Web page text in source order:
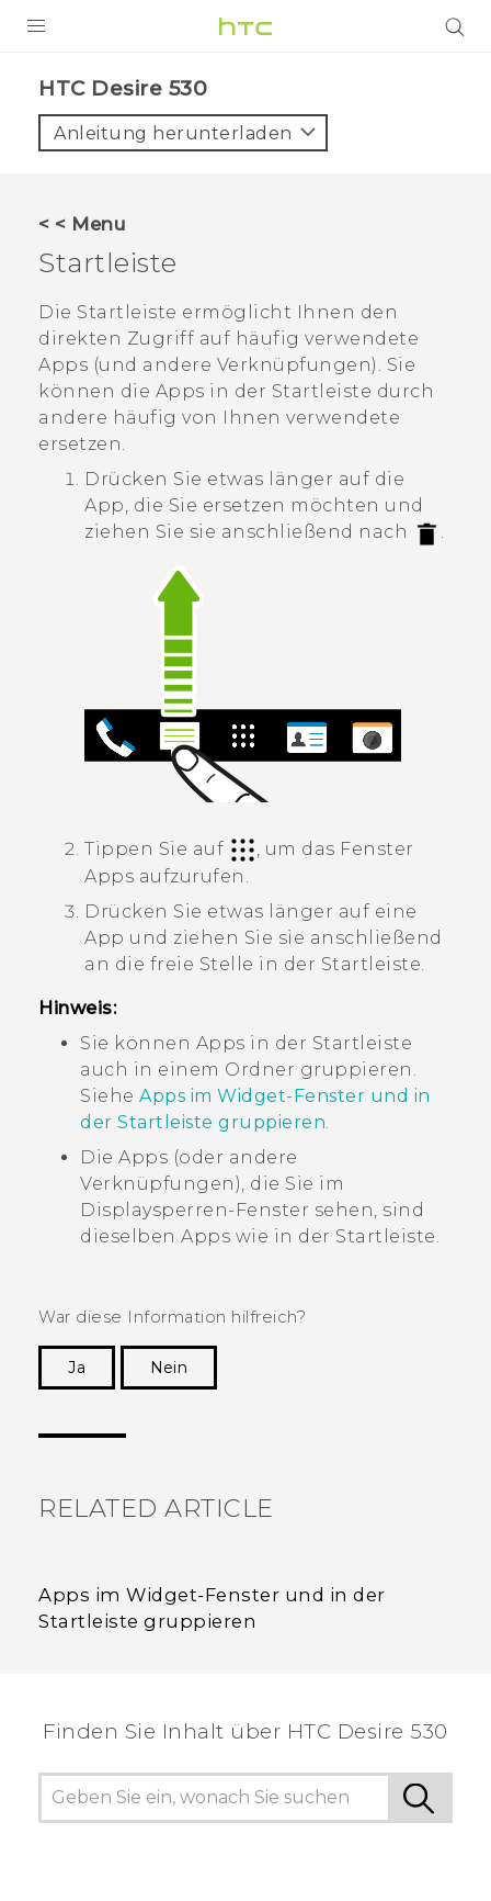
VIVE
UNTERSTÜTZUNG
HTC-Geräte und Zubehör
Anmelden
HTC Desire 530‎
Anleitung herunterladen
< < Menu
Startleiste
Die Startleiste ermöglicht Ihnen den
direkten Zugriff auf häufig verwendete
Apps (und andere Verknüpfungen). Sie
können die Apps in der Startleiste durch
andere häufig von Ihnen verwendete
ersetzen.
Drücken Sie etwas länger auf die
App, die Sie ersetzen möchten und
ziehen Sie sie anschließend nach
.
Tippen Sie auf
, um das Fenster
Apps aufzurufen.
Drücken Sie etwas länger auf eine
App und ziehen Sie sie anschließend
an die freie Stelle in der Startleiste.
Hinweis:
Sie können Apps in der Startleiste
auch in einem Ordner gruppieren.
Siehe Apps im Widget-Fenster und in
der Startleiste gruppieren.
Die Apps (oder andere
Verknüpfungen), die Sie im
Displaysperren-Fenster sehen, sind
dieselben Apps wie in der Startleiste.
War diese Information hilfreich?
Ja
Nein
RELATED ARTICLE
Apps im Widget-Fenster und in der
Startleiste gruppieren
Finden Sie Inhalt über‎ HTC Desire 530